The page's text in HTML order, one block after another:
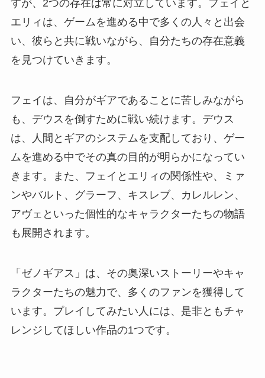
すが、2つの存在は常に対立しています。フェイと
エリィは、ゲームを進める中で多くの人々と出会
い、彼らと共に戦いながら、自分たちの存在意義
を見つけていきます。
フェイは、自分がギアであることに苦しみながら
も、デウスを倒すために戦い続けます。デウス
は、人間とギアのシステムを支配しており、ゲー
ムを進める中でその真の目的が明らかになってい
きます。また、フェイとエリィの関係性や、ミァ
ンやバルト、グラーフ、キスレブ、カレルレン、
アヴェといった個性的なキャラクターたちの物語
も展開されます。
「ゼノギアス」は、その奥深いストーリーやキャ
ラクターたちの魅力で、多くのファンを獲得して
います。プレイしてみたい人には、是非ともチャ
レンジしてほしい作品の1つです。